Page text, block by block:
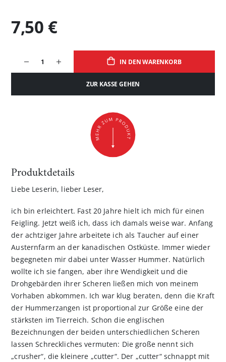
IN DEN WARENKORB
ZUR KASSE GEHEN
7,50 €
Produktdetails
Liebe Leserin, lieber Leser,
ich bin erleichtert. Fast 20 Jahre hielt ich mich für einen
Feigling. Jetzt weiß ich, dass ich damals weise war. Anfang
der achtziger Jahre arbeitete ich als Taucher auf einer
Austernfarm an der kanadischen Ostküste. Immer wieder
begegneten mir dabei unter Wasser Hummer. Natürlich
wollte ich sie fangen, aber ihre Wendigkeit und die
Drohgebärden ihrer Scheren ließen mich von meinem
Vorhaben abkommen. Ich war klug beraten, denn die Kraft
der Hummerzangen ist proportional zur Größe eine der
stärksten im Tierreich. Schon die englischen
Bezeichnungen der beiden unterschiedlichen Scheren
lassen Schreckliches vermuten: Die große nennt sich
„crusher“, die kleinere „cutter“. Der „cutter“ schnappt mit